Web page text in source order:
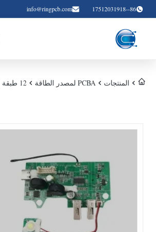
86--17512031918
info@ringpcb.com
المنتجات PCBA لمصدر الطاقة 12 طبقة إمدادات الطاقة لوحة الدوائر المطبوعة PCBA التجميع التحول السريع OEM